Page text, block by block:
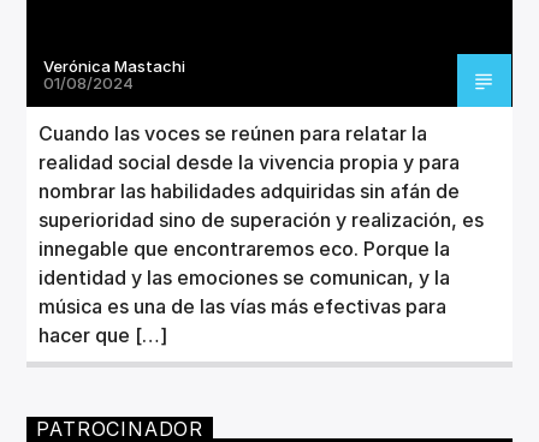
Invencible Radio
Verónica Mastachi
01/08/2024
Cuando las voces se reúnen para relatar la
realidad social desde la vivencia propia y para
nombrar las habilidades adquiridas sin afán de
superioridad sino de superación y realización, es
innegable que encontraremos eco. Porque la
identidad y las emociones se comunican, y la
música es una de las vías más efectivas para
hacer que […]
PATROCINADOR